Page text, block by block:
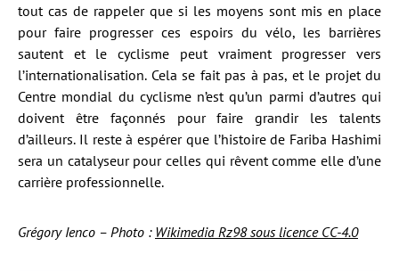
tout cas de rappeler que si les moyens sont mis en place
pour faire progresser ces espoirs du vélo, les barrières
sautent et le cyclisme peut vraiment progresser vers
l’internationalisation. Cela se fait pas à pas, et le projet du
Centre mondial du cyclisme n’est qu’un parmi d’autres qui
doivent être façonnés pour faire grandir les talents
d’ailleurs. Il reste à espérer que l’histoire de Fariba Hashimi
sera un catalyseur pour celles qui rêvent comme elle d’une
carrière professionnelle.
Grégory Ienco – Photo : Wikimedia Rz98 sous licence CC-4.0